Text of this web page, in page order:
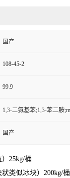
国产
108-45-2
99.9
1,3-二氨基苯;1,3-苯二胺
国产
25kg/桶
类似冰块）200kg/桶